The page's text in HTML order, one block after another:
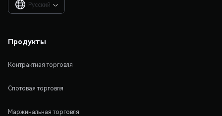
Русский 
Продукты
Контрактная торговля
Спотовая торговля
Маржинальная торговля